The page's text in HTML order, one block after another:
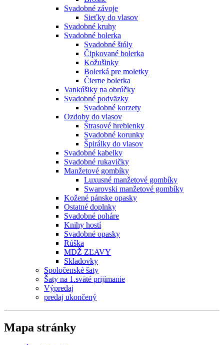
Svadobné závoje
Sieťky do vlasov
Svadobné kruhy
Svadobné bolerka
Svadobné štóly
Čipkované bolerka
Kožušinky
Bolerká pre moletky
Čierne bolerka
Vankúšiky na obrúčky
Svadobné podväzky
Svadobné korzety
Ozdoby do vlasov
Štrasové hrebienky
Svadobné korunky
Špirálky do vlasov
Svadobné kabelky
Svadobné rukavičky
Manžetové gombíky
Luxusné manžetové gombíky
Swarovski manžetové gombíky
Kožené pánske opasky
Ostatné doplnky
Svadobné poháre
Knihy hostí
Svadobné opasky
Rúška
MDŽ ZĽAVY
Skladovky
Spoločenské šaty
Šaty na 1.sväté prijímanie
Výpredaj
predaj ukončený
Mapa stránky